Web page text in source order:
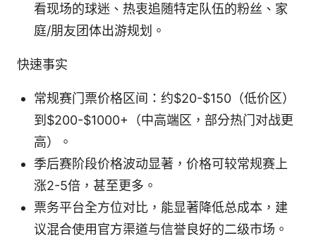
看现场的球迷、热衷追随特定队伍的粉丝、家
庭/朋友团体出游规划。
快速事实
常规赛门票价格区间：约$20-$150（低价区）
到$200-$1000+（中高端区，部分热门对战更
高）。
季后赛阶段价格波动显著，价格可较常规赛上
涨2-5倍，甚至更多。
票务平台全方位对比，能显著降低总成本，建
议混合使用官方渠道与信誉良好的二级市场。